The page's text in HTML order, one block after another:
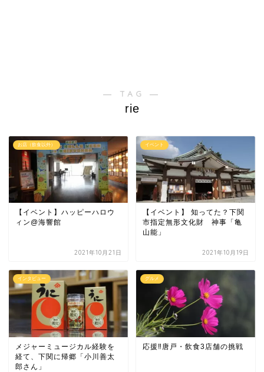
― TAG ―
rie
お店（飲食以外）
【イベント】ハッピーハロウ
ィン@海響館
2021年10月21日
イベント
【イベント】 知ってた？下関
市指定無形文化財 神事「亀
山能」
2021年10月19日
インタビュー
メジャーミュージカル経験を
経て、下関に帰郷「小川善太
郎さん」
グルメ
応援‼唐戸・飲食3店舗の挑戦